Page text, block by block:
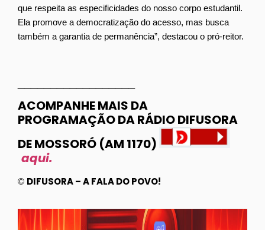
que respeita as especificidades do nosso corpo estudantil.
Ela promove a democratização do acesso, mas busca
também a garantia de permanência”, destacou o pró-reitor.
ACOMPANHE MAIS DA
PROGRAMAÇÃO DA RÁDIO DIFUSORA
DE MOSSORÓ (AM 1170)
aqui.
© DIFUSORA – A FALA DO POVO!